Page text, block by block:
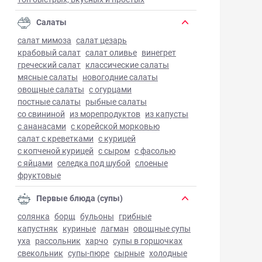
Салаты
салат мимоза салат цезарь
крабовый салат салат оливье винегрет
греческий салат классические салаты
мясные салаты новогодние салаты
овощные салаты с огурцами
постные салаты рыбные салаты
со свининой из морепродуктов из капусты
с ананасами с корейской морковью
салат с креветками с курицей
с копченой курицей с сыром с фасолью
с яйцами селедка под шубой слоеные
фруктовые
Первые блюда (супы)
солянка борщ бульоны грибные
капустняк куриные лагман овощные супы
уха рассольник харчо супы в горшочках
свекольник супы-пюре сырные холодные